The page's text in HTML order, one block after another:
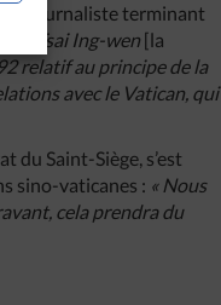
le journaliste terminant
Tsai Ing-wen [la
relatif au principe de la
avec le Vatican, qui
du Saint-Siège, s’est
sino-vaticanes : « Nous
cela prendra du